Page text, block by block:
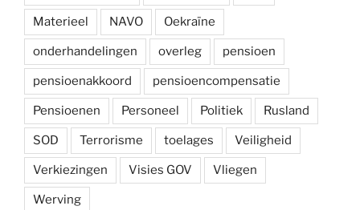
Materieel NAVO Oekraïne
onderhandelingen overleg pensioen
pensioenakkoord pensioencompensatie
Pensioenen Personeel Politiek Rusland
SOD Terrorisme toelages Veiligheid
Verkiezingen Visies GOV Vliegen
Werving